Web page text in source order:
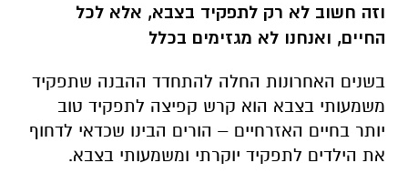
וזה חשוב לא רק לתפקיד בצבא, אלא לכל
החיים, ואנחנו לא מגזימים בכלל
בשנים האחרונות החלה להתחדד ההבנה שתפקיד
משמעותי בצבא הוא קרש קפיצה לתפקיד טוב
יותר בחיים האזרחיים – הורים הבינו שכדאי לדחוף
את הילדים לתפקיד יוקרתי ומשמעותי בצבא.